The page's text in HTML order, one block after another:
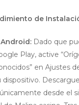
de
Android: Dado que
Play, active
en Ajustes
dispositivo.
desde el